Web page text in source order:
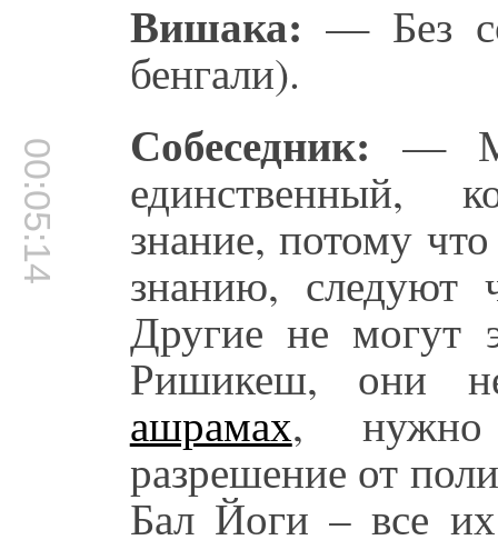
Вишака: — Без
бенгали).
00:05:14 Собеседник: —
единственный,
знание, потому
знанию, следуют
Другие не могут
Ришикеш, они
ашрамах, нужно
разрешение от
Бал Йоги – все